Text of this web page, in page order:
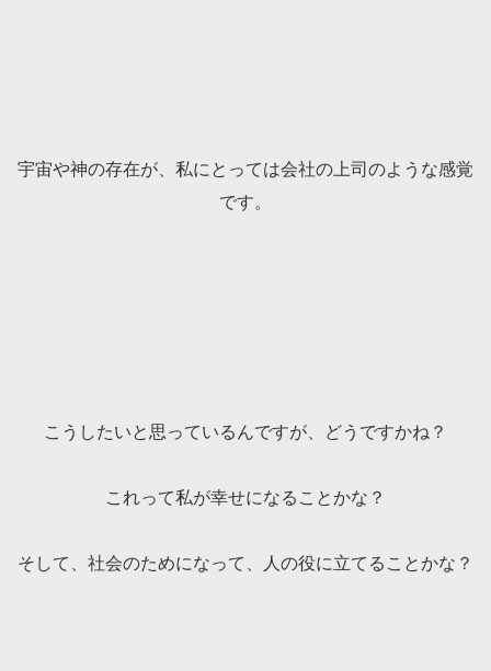
宇宙や神の存在が、私にとっては会社の上司のような感覚
です。
こうしたいと思っているんですが、どうですかね？
これって私が幸せになることかな？
そして、社会のためになって、人の役に立てることかな？